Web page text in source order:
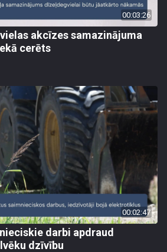
00:03:26
akcīzes samazinājuma
cerēts
00:02:47
darbi apdraud
dzīvību